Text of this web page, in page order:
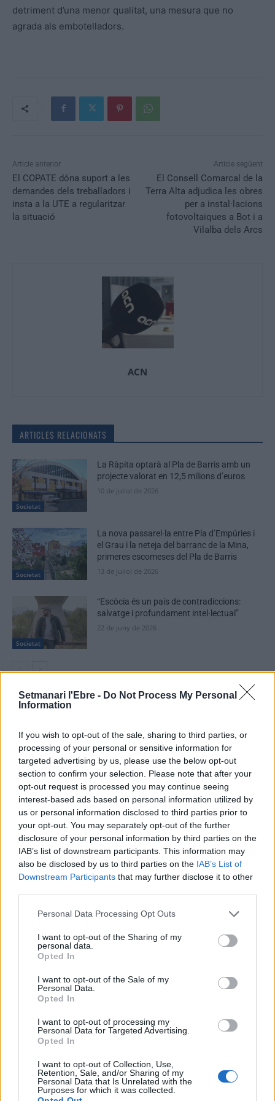
Setmanari l'Ebre - Do Not Process My Personal
Information
If you wish to opt-out of the sale, sharing to third parties, or
processing of your personal or sensitive information for
targeted advertising by us, please use the below opt-out
section to confirm your selection. Please note that after your
opt-out request is processed you may continue seeing
interest-based ads based on personal information utilized by
us or personal information disclosed to third parties prior to
your opt-out. You may separately opt-out of the further
disclosure of your personal information by third parties on the
IAB’s list of downstream participants. This information may
also be disclosed by us to third parties on the IAB’s List of
Downstream Participants that may further disclose it to other
Personal Data Processing Opt Outs
I want to opt-out of the Sharing of my
personal data.
Opted In
I want to opt-out of the Sale of my
Personal Data.
Opted In
I want to opt-out of processing my
Personal Data for Targeted Advertising.
Opted In
I want to opt-out of Collection, Use,
Retention, Sale, and/or Sharing of my
Personal Data that Is Unrelated with the
Purposes for which it was collected.
detriment d’una menor qualitat, una mesura que no
agrada als embotelladors.
Article anterior
El COPATE dóna suport a les
demandes dels treballadors i
insta a la UTE a regularitzar
la situació
Article següent
El Consell Comarcal de la
Terra Alta adjudica les obres
per a instal·lacions
fotovoltaiques a Bot i a
Vilalba dels Arcs
ACN
ARTICLES RELACIONATS
Societat
La Ràpita optarà al Pla de Barris amb un
projecte valorat en 12,5 milions d’euros
10 de juliol de 2026
Societat
La nova passarel·la entre Pla d’Empúries i
el Grau i la neteja del barranc de la Mina,
primeres escomeses del Pla de Barris
13 de juliol de 2026
Societat
“Escòcia és un país de contradiccions:
salvatge i profundament intel·lectual”
22 de juny de 2026
DEIXA UNA RESPOSTA
Comentari:
Deseu el meu nom, el correu electrònic i el lloc web en
ÚLTIMES NOTÍCIES
El Meteocat activa un dispositiu per